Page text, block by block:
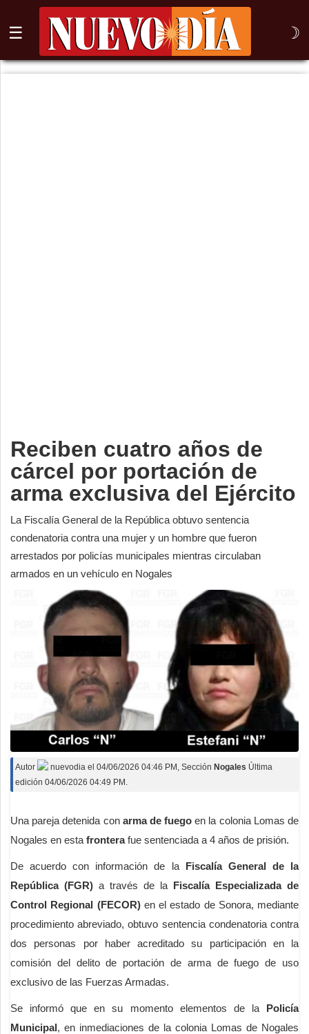
☰ ☽
⌕
Reciben cuatro años de
cárcel por portación de
arma exclusiva del Ejército
La Fiscalía General de la República obtuvo sentencia
condenatoria contra una mujer y un hombre que fueron
arrestados por policías municipales mientras circulaban
armados en un vehículo en Nogales
Autor nuevodia el 04/06/2026 04:46 PM , Sección Nogales Última
edición 04/06/2026 04:49 PM.
Una pareja detenida con arma de fuego en la colonia Lomas de
Nogales en esta fronterafue sentenciada a 4 años de prisión.
De acuerdo con información de la Fiscalía General de la
República (FGR) a través de la Fiscalía Especializada de
Control Regional (FECOR)en el estado de Sonora, mediante
procedimiento abreviado, obtuvo sentencia condenatoria contra
dos personas por haber acreditado su participación en la
comisión del delito de portación de arma de fuego de uso
exclusivo de las Fuerzas Armadas.
Se informó que en su momento elementos de la Policía
Municipal, en inmediaciones de la colonia Lomas de Nogales